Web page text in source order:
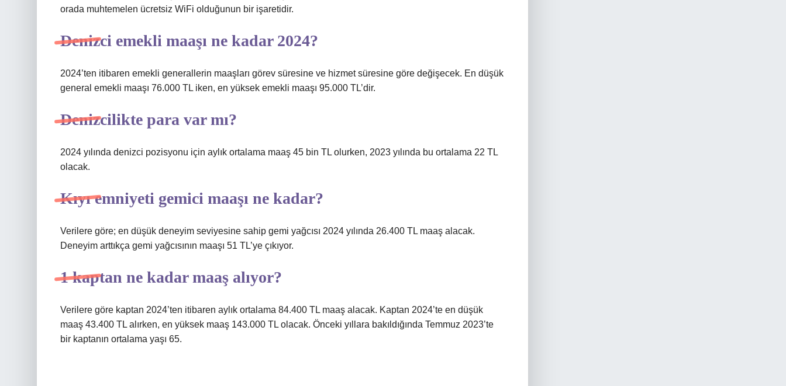
orada muhtemelen ücretsiz WiFi olduğunun bir işaretidir.
Denizci emekli maaşı ne kadar 2024?
2024’ten itibaren emekli generallerin maaşları görev süresine ve hizmet süresine göre değişecek. En düşük
general emekli maaşı 76.000 TL iken, en yüksek emekli maaşı 95.000 TL’dir.
Denizcilikte para var mı?
2024 yılında denizci pozisyonu için aylık ortalama maaş 45 bin TL olurken, 2023 yılında bu ortalama 22 TL
olacak.
Kıyı emniyeti gemici maaşı ne kadar?
Verilere göre; en düşük deneyim seviyesine sahip gemi yağcısı 2024 yılında 26.400 TL maaş alacak.
Deneyim arttıkça gemi yağcısının maaşı 51 TL’ye çıkıyor.
1 kaptan ne kadar maaş alıyor?
Verilere göre kaptan 2024’ten itibaren aylık ortalama 84.400 TL maaş alacak. Kaptan 2024’te en düşük
maaş 43.400 TL alırken, en yüksek maaş 143.000 TL olacak. Önceki yıllara bakıldığında Temmuz 2023’te
bir kaptanın ortalama yaşı 65.